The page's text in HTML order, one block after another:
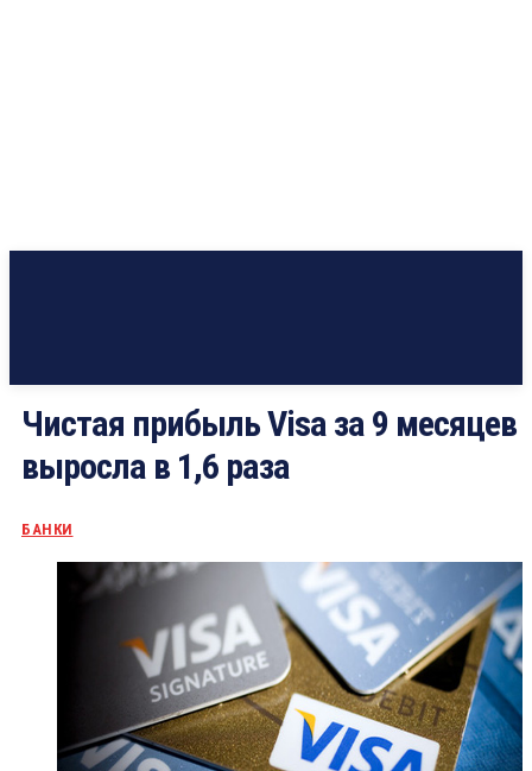
Чистая прибыль Visa за 9 месяцев
выросла в 1,6 раза
БАНКИ